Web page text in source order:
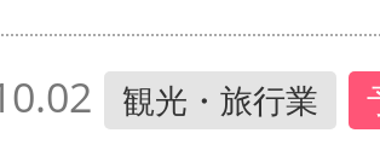
観光・旅行業